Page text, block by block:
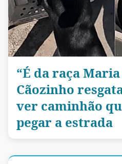
“É da raça
Cãozinho
ver caminhão
pegar a estrada